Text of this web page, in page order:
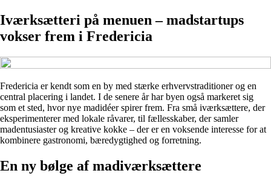
Iværksætteri på menuen – madstartups
vokser frem i Fredericia
Fredericia er kendt som en by med stærke erhvervstraditioner og en
central placering i landet. I de senere år har byen også markeret sig
som et sted, hvor nye madidéer spirer frem. Fra små iværksættere, der
eksperimenterer med lokale råvarer, til fællesskaber, der samler
madentusiaster og kreative kokke – der er en voksende interesse for at
kombinere gastronomi, bæredygtighed og forretning.
En ny bølge af madiværksættere